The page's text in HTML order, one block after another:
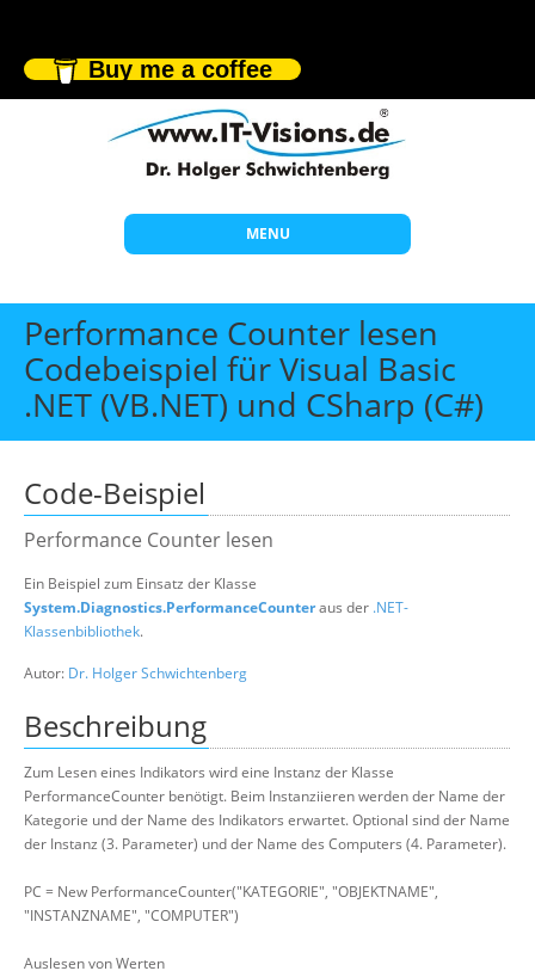
Buy me a coffee
MENU
Start
Themen
Beratung
Offene Seminare
Wissen
Suche
Performance Counter lesen
Codebeispiel für Visual Basic
.NET (VB.NET) und CSharp (C#)
Code-Beispiel
Performance Counter lesen
Ein Beispiel zum Einsatz der Klasse
System.Diagnostics.PerformanceCounteraus der .NET-
Klassenbibliothek.
Autor: Dr. Holger Schwichtenberg
Beschreibung
Zum Lesen eines Indikators wird eine Instanz der Klasse
PerformanceCounter benötigt. Beim Instanziieren werden der Name der
Kategorie und der Name des Indikators erwartet. Optional sind der Name
der Instanz (3. Parameter) und der Name des Computers (4. Parameter).
PC = New PerformanceCounter("KATEGORIE", "OBJEKTNAME",
"INSTANZNAME", "COMPUTER")
Auslesen von Werten